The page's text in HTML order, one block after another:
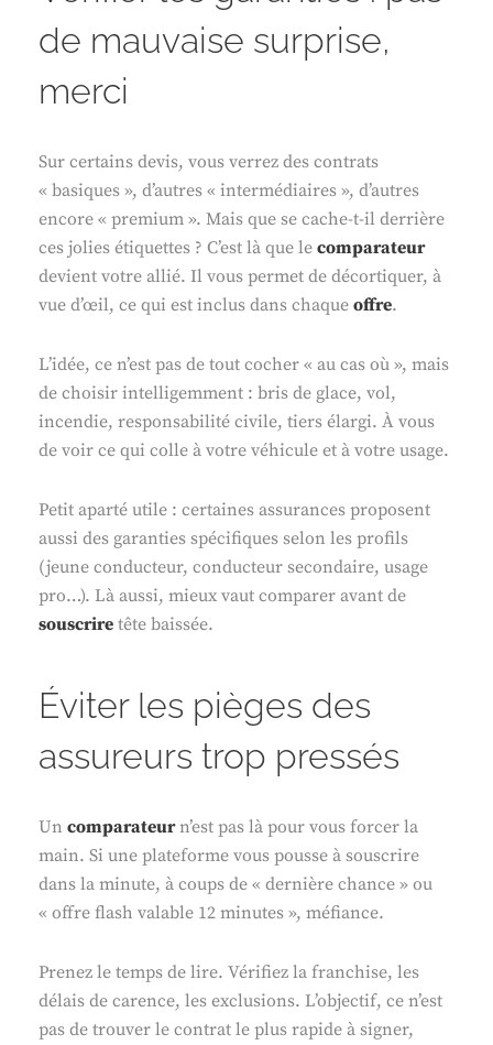
de mauvaise surprise,
merci
Sur certains devis, vous verrez des contrats
« basiques », d’autres « intermédiaires », d’autres
encore « premium ». Mais que se cache-t-il derrière
ces jolies étiquettes ? C’est là que le comparateur
devient votre allié. Il vous permet de décortiquer, à
vue d’œil, ce qui est inclus dans chaque offre.
L’idée, ce n’est pas de tout cocher « au cas où », mais
de choisir intelligemment : bris de glace, vol,
incendie, responsabilité civile, tiers élargi. À vous
de voir ce qui colle à votre véhicule et à votre usage.
Petit aparté utile : certaines assurances proposent
aussi des garanties spécifiques selon les profils
(jeune conducteur, conducteur secondaire, usage
pro…). Là aussi, mieux vaut comparer avant de
souscrire tête baissée.
Éviter les pièges des
assureurs trop pressés
Un comparateurn’est pas là pour vous forcer la
main. Si une plateforme vous pousse à souscrire
dans la minute, à coups de « dernière chance » ou
« offre flash valable 12 minutes », méfiance.
Prenez le temps de lire. Vérifiez la franchise, les
délais de carence, les exclusions. L’objectif, ce n’est
pas de trouver le contrat le plus rapide à signer,